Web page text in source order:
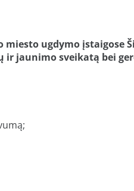
ugdymo įstaigose
jaunimo sveikatą bei